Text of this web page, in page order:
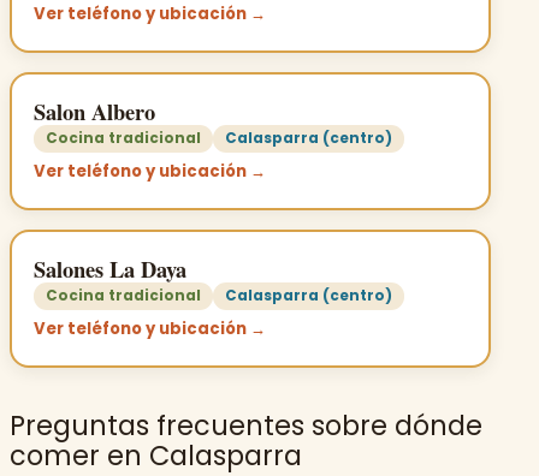
Ver teléfono y ubicación →
Salon Albero
Cocina tradicional Calasparra (centro)
Ver teléfono y ubicación →
Salones La Daya
Cocina tradicional Calasparra (centro)
Ver teléfono y ubicación →
Preguntas frecuentes sobre dónde
comer en Calasparra